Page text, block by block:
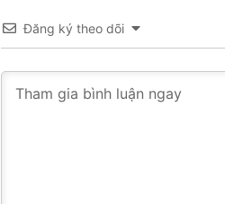
Đăng ký theo dõi